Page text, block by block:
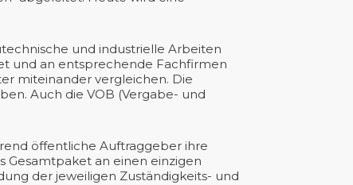
und industrielle Arbeiten
und an entsprechende Fachfirmen
miteinander vergleichen. Die
Auch die VOB (Vergabe- und
öffentliche Auftraggeber ihre
Gesamtpaket an einen einzigen
der jeweiligen Zuständigkeits- und